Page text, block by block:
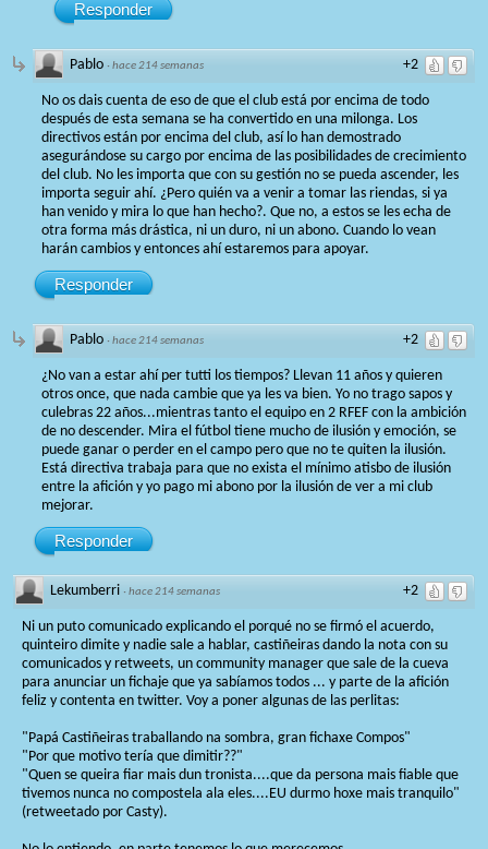
Responder
+2
Pablo ·hace 214 semanas
No os dais cuenta de eso de que el club está por encima de todo
después de esta semana se ha convertido en una milonga. Los
directivos están por encima del club, así lo han demostrado
asegurándose su cargo por encima de las posibilidades de crecimiento
del club. No les importa que con su gestión no se pueda ascender, les
importa seguir ahí. ¿Pero quién va a venir a tomar las riendas, si ya
han venido y mira lo que han hecho?. Que no, a estos se les echa de
otra forma más drástica, ni un duro, ni un abono. Cuando lo vean
harán cambios y entonces ahí estaremos para apoyar.
Responder
+2
Pablo ·hace 214 semanas
¿No van a estar ahí per tutti los tiempos? Llevan 11 años y quieren
otros once, que nada cambie que ya les va bien. Yo no trago sapos y
culebras 22 años...mientras tanto el equipo en 2 RFEF con la ambición
de no descender. Mira el fútbol tiene mucho de ilusión y emoción, se
puede ganar o perder en el campo pero que no te quiten la ilusión.
Está directiva trabaja para que no exista el mínimo atisbo de ilusión
entre la afición y yo pago mi abono por la ilusión de ver a mi club
mejorar.
Responder
+2
Lekumberri ·hace 214 semanas
Ni un puto comunicado explicando el porqué no se firmó el acuerdo,
quinteiro dimite y nadie sale a hablar, castiñeiras dando la nota con su
comunicados y retweets, un community manager que sale de la cueva
para anunciar un fichaje que ya sabíamos todos ... y parte de la afición
feliz y contenta en twitter. Voy a poner algunas de las perlitas:
"Papá Castiñeiras traballando na sombra, gran fichaxe Compos"
"Por que motivo tería que dimitir??"
"Quen se queira fiar mais dun tronista....que da persona mais fiable que
tivemos nunca no compostela ala eles....EU durmo hoxe mais tranquilo"
(retweetado por Casty).